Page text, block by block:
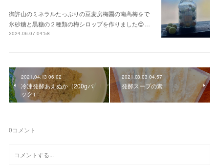
御許山のミネラルたっぷりの豆麦房梅園の南高梅をで
氷砂糖と黒糖の２種類の梅シロップを作りました😊…
2024.06.07 04:58
2021.04.13 06:02
冷凍発酵あえぬか（200gパ
ック）
2021.03.03 04:57
発酵スープの素
0コメント